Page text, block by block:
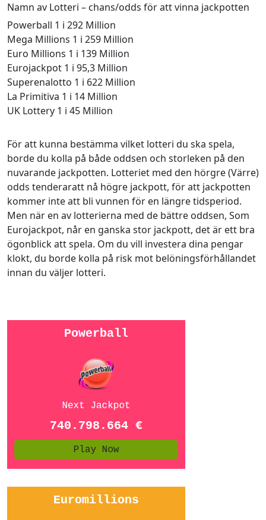
Namn av Lotteri – chans/odds för att vinna jackpotten
Powerball 1 i 292 Million
Mega Millions 1 i 259 Million
Euro Millions 1 i 139 Million
Eurojackpot 1 i 95,3 Million
Superenalotto 1 i 622 Million
La Primitiva 1 i 14 Million
UK Lottery 1 i 45 Million
För att kunna bestämma vilket lotteri du ska spela,
borde du kolla på både oddsen och storleken på den
nuvarande jackpotten. Lotteriet med den hörgre (Värre)
odds tenderaratt nå högre jackpott, för att jackpotten
kommer inte att bli vunnen för en längre tidsperiod.
Men när en av lotterierna med de bättre oddsen, Som
Eurojackpot, når en ganska stor jackpott, det är ett bra
ögonblick att spela. Om du vill investera dina pengar
klokt, du borde kolla på risk mot belöningsförhållandet
innan du väljer lotteri.